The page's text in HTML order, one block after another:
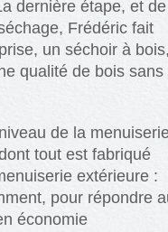
dernière étape, et de
Frédéric fait
un séchoir à
qualité de bois sans
de la
tout est fabriqué
extérieure :
pour répondre
économie